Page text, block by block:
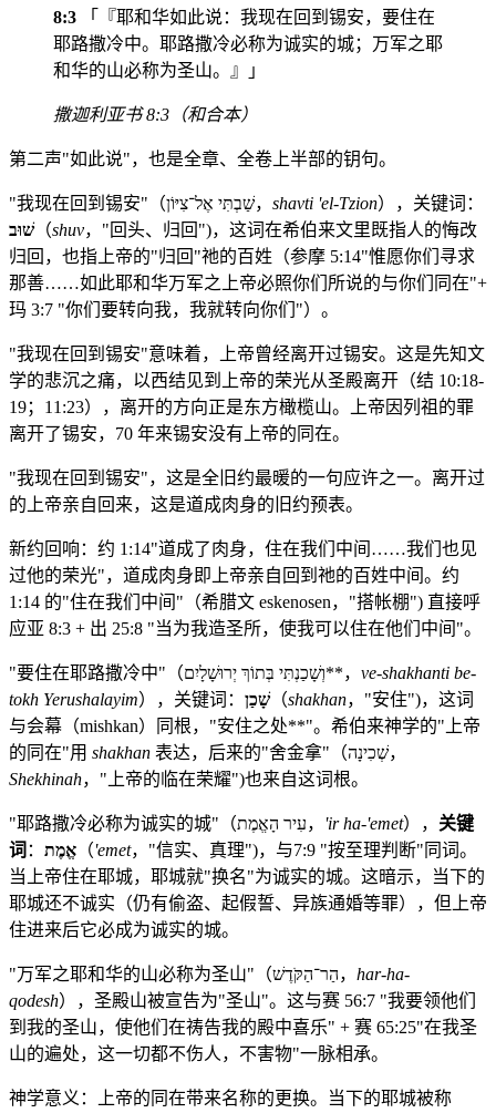
8:3 「『耶和华如此说：我现在回到锡安，要住在
耶路撒冷中。耶路撒冷必称为诚实的城；万军之耶
和华的山必称为圣山。』」
撒迦利亚书 8:3（和合本）
第二声"如此说"，也是全章、全卷上半部的钥句。
"我现在回到锡安"（שַׁבְתִּי אֶל־צִיּוֹן， shavti 'el-Tzion），关键词：
שׁוּב（shuv，"回头、归回")，这词在希伯来文里既指人的悔改
归回，也指上帝的"归回"祂的百姓（参摩 5:14"惟愿你们寻求
那善……如此耶和华万军之上帝必照你们所说的与你们同在"+
玛 3:7 "你们要转向我，我就转向你们"）。
"我现在回到锡安"意味着，上帝曾经离开过锡安。这是先知文
学的悲沉之痛，以西结见到上帝的荣光从圣殿离开（结 10:18-
19；11:23），离开的方向正是东方橄榄山。上帝因列祖的罪
离开了锡安，70 年来锡安没有上帝的同在。
"我现在回到锡安"，这是全旧约最暖的一句应许之一。离开过
的上帝亲自回来，这是道成肉身的旧约预表。
新约回响：约 1:14"道成了肉身，住在我们中间……我们也见
过他的荣光"，道成肉身即上帝亲自回到祂的百姓中间。约
1:14 的"住在我们中间"（希腊文 eskenosen，"搭帐棚") 直接呼
应亚 8:3 + 出 25:8 "当为我造圣所，使我可以住在他们中间"。
"要住在耶路撒冷中"（וְשָׁכַנְתִּי בְּתוֹךְ יְרוּשָׁלָיִם**， ve-shakhanti be-
tokh Yerushalayim），关键词： שָׁכַן（shakhan，"安住")，这词
与会幕（mishkan）同根，"安住之处**"。希伯来神学的"上帝
的同在"用 shakhan
表达，后来的"舍金拿"（שְׁכִינָה，
Shekhinah，"上帝的临在荣耀")也来自这词根。
"耶路撒冷必称为诚实的城"（עִיר הָאֱמֶת， 'ir ha-'emet）， 关键
词 ： אֱמֶת （'emet，"信实、真理")，与7:9 "按至理判断"同词。
当上帝住在耶城，耶城就"换名"为诚实的城。这暗示，当下的
耶城还不诚实（仍有偷盗、起假誓、异族通婚等罪），但上帝
住进来后它必成为诚实的城。
"万军之耶和华的山必称为圣山"（הַר־הַקֹּדֶשׁ， har-ha-
qodesh），圣殿山被宣告为"圣山"。这与赛 56:7 "我要领他们
到我的圣山，使他们在祷告我的殿中喜乐" + 赛 65:25"在我圣
山的遍处，这一切都不伤人，不害物"一脉相承。
神学意义：上帝的同在带来名称的更换。当下的耶城被称